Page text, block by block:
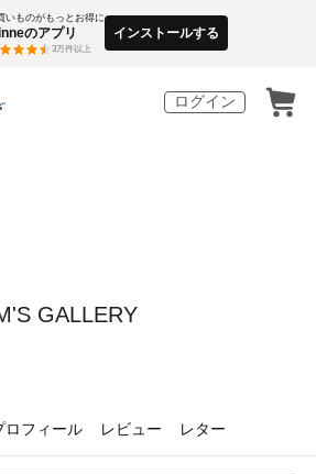
いものがもっとお得に
のアプリ
3万件以上
インストールする
ログイン
GALLERY
ロフィール レビュー レター